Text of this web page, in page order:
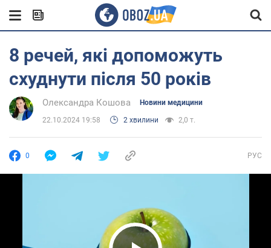
8 речей, які допоможуть
схуднути після 50 років
Олександра Кошова Новини медицини
22.10.2024 19:58 2 хвилини 2,0 т.
0 РУС